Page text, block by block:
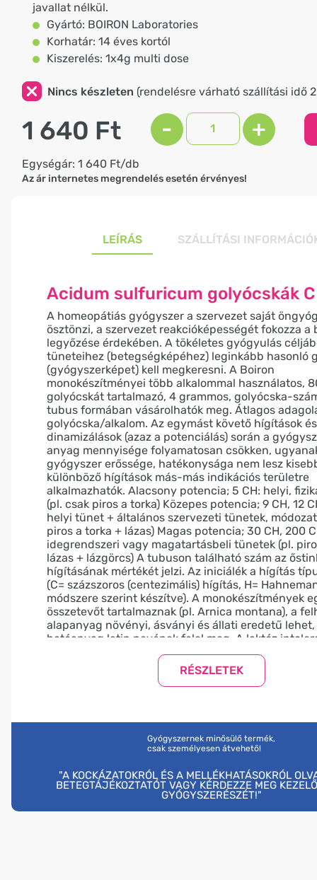
javallat nélkül.
Gyártó: BOIRON Laboratories
Korhatár: 14 éves kortól
Kiszerelés: 1x4g multi dose
Nincs készleten (rendelésre várható szállítási idő
1 640 Ft - +
Egységár: 1 640 Ft/db
Az ár internetes megrendelés esetén érvényes!
LEÍRÁS SZÁLLÍTÁSI
Acidum sulfuricum golyócskák
A homeopátiás gyógyszer a szervezet saját
ösztönzi, a szervezet reakcióképességét fokozza a
legyőzése érdekében. A tökéletes gyógyulás
tüneteihez (betegségképéhez) leginkább hasonló
(gyógyszerképet) kell megkeresni. A Boiron
monokészítményei több alkalommal használatos,
golyócskát tartalmazó, 4 grammos, golyócska-
tubus formában vásárolhatók meg. Átlagos
golyócska/alkalom. Az egymást követő hígítások és
dinamizálások (azaz a potenciálás) során a
anyag mennyisége folyamatosan csökken,
gyógyszer erőssége, hatékonysága nem lesz
különböző hígítások más-más indikációs területre
alkalmazhatók. Alacsony potencia; 5 CH: helyi,
(pl. csak piros a torka) Közepes potencia; 9 CH, 12
helyi tünet + általános szervezeti tünetek,
piros a torka + lázas) Magas potencia; 30 CH, 200
idegrendszeri vagy magatartásbeli tünetek (pl.
lázas + lázgörcs) A tubuson található szám az
hígításának mértékét jelzi. Az iniciálék a hígítás
(C= százszoros (centezimális) hígítás, H=
módszere szerint készítve). A monokészítmények
összetevőt tartalmaznak (pl. Arnica montana), a
alapanyag növényi, ásványi és állati eredetű
hatóanyag latin nevének felel meg. A laktóz
szenvedők is alkalmazhatják a golyócskákat, mert
mennyiség általában nem okoz panaszt. 1 adag,
golyócska laktóztartalma = 0.04 g
Gyógyszernek minősülő termék,
csak személyesen átvehető!
"A KOCKÁZATOKRÓL ÉS A MELLÉKHATÁSOKRÓL
BETEGTÁJÉKOZTATÓT VAGY KÉRDEZZE MEG
GYÓGYSZERÉSZÉT!"